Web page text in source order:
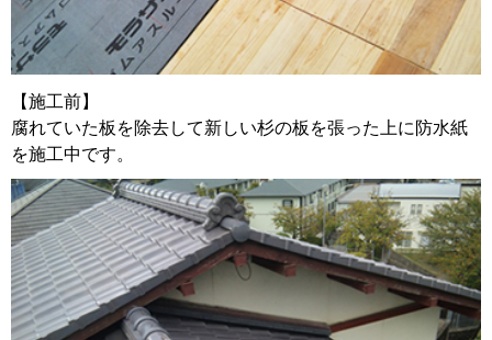
【施工前】
腐れていた板を除去して新しい杉の板を張った上に防水紙
を施工中です。